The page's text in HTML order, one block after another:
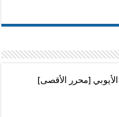
[محرر الأقصى]